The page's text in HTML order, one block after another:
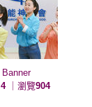
Banner
4｜瀏覽904